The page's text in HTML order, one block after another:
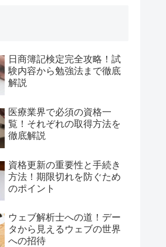
日商簿記検定完全攻略！試
験内容から勉強法まで徹底
解説
医療業界で必須の資格一
覧！それぞれの取得方法を
徹底解説
資格更新の重要性と手続き
方法！期限切れを防ぐため
のポイント
ウェブ解析士への道！デー
タから見えるウェブの世界
への招待